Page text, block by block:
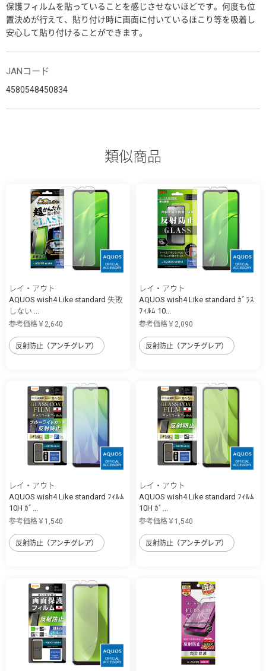
保護フィルムを貼っていることを感じさせないほどです。何度も位
置決めが行えて、貼り付け時に画面に付いているほこり等を吸着し
安心して貼り付けることができます。
JANコード
4580548450834
類似商品
レイ・アウト
AQUOS wish4 Like standard 失敗
しない ...
参考価格￥2,640
反射防止（アンチグレア）
レイ・アウト
AQUOS wish4 Like standard ｶﾞﾗｽ
ﾌｨﾙﾑ 10...
参考価格￥2,090
反射防止（アンチグレア）
レイ・アウト
AQUOS wish4 Like standard ﾌｨﾙﾑ
10H ｶﾞ...
参考価格￥1,540
反射防止（アンチグレア）
レイ・アウト
AQUOS wish4 Like standard ﾌｨﾙﾑ
10H ｶﾞ...
参考価格￥1,540
反射防止（アンチグレア）